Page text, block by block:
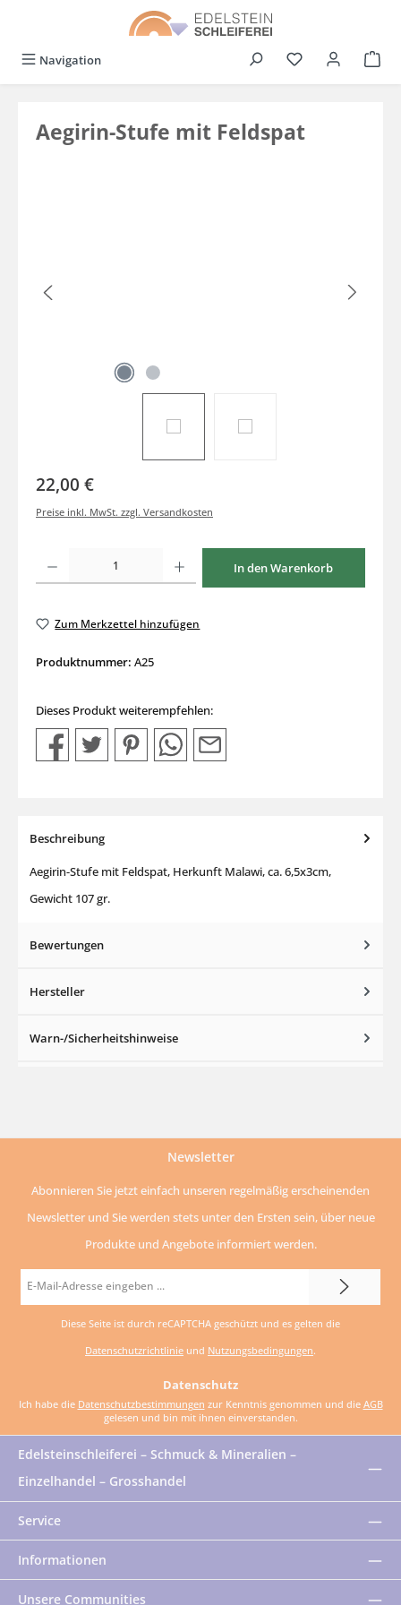
Navigation Du hast 0
Aegirin-Stufe mit Feldspat
22,00 €
Preise inkl. MwSt. zzgl. Versandkosten
Produkt Anzahl: Gib den gewünschten Wert ein oder benutze die Schaltflächen um
In den Warenkorb
Zum Merkzettel hinzufügen
Produktnummer: A25
Dieses Produkt weiterempfehlen:
Beschreibung
Aegirin-Stufe mit Feldspat, Herkunft Malawi, ca. 6,5x3cm,
Gewicht 107 gr.
Bewertungen
Hersteller
Warn-/Sicherheitshinweise
Newsletter
Abonnieren Sie jetzt einfach unseren regelmäßig erscheinenden
Newsletter und Sie werden stets unter den Ersten sein, über neue
Produkte und Angebote informiert werden.
E-
Mail-
Diese Seite ist durch reCAPTCHA geschützt und es gelten die
Datenschutzrichtlinie und Nutzungsbedingungen.
Datenschutz
Ich habe die Datenschutzbestimmungen zur Kenntnis genommen und die AGB
gelesen und bin mit ihnen einverstanden.
Edelsteinschleiferei – Schmuck & Mineralien –
Einzelhandel – Grosshandel
Service
Informationen
Unsere Communities